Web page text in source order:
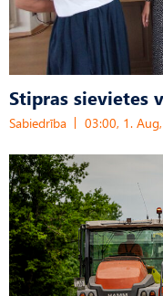
Stipras sievietes
Sabiedrība 03:00, 1.